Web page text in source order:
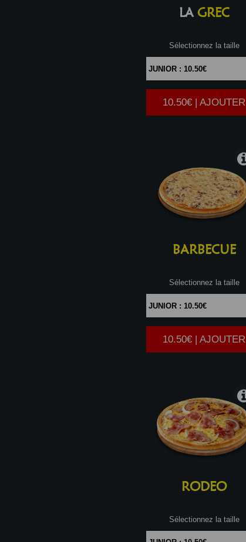
LAGREC
Sélectionnez la taille
|
10.50€ | AJOUTER
BARBECUE
Sélectionnez la taille
|
10.50€ | AJOUTER
RODEO
Sélectionnez la taille